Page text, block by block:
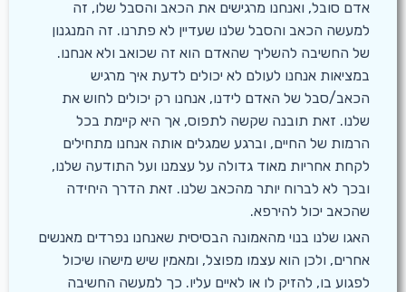
אדם סובל, ואנחנו מרגישים את הכאב והסבל שלו, זה
למעשה הכאב והסבל שלנו שעדיין לא פתרנו. זה המנגנון
של החשיבה להשליך שהאדם הוא זה שכואב ולא אנחנו.
במציאות אנחנו לעולם לא יכולים לדעת איך מרגיש
הכאב/סבל של האדם לידנו, אנחנו רק יכולים לחוש את
שלנו. זאת תובנה שקשה לתפוס, אך היא קיימת בכל
הרמות של החיים, וברגע שמגלים אותה אנחנו מתחילים
לקחת אחריות מאוד גדולה על עצמנו ועל התודעה שלנו,
ובכך לא לברוח יותר מהכאב שלנו. זאת הדרך היחידה
שהכאב יכול להירפא.
האגו שלנו בנוי מהאמונה הבסיסית שאנחנו נפרדים מאנשים
אחרים, ולכן הוא עצמו מפוצל, ומאמין שיש מישהו שיכול
לפגוע בו, להזיק לו או לאיים עליו. כך למעשה החשיבה